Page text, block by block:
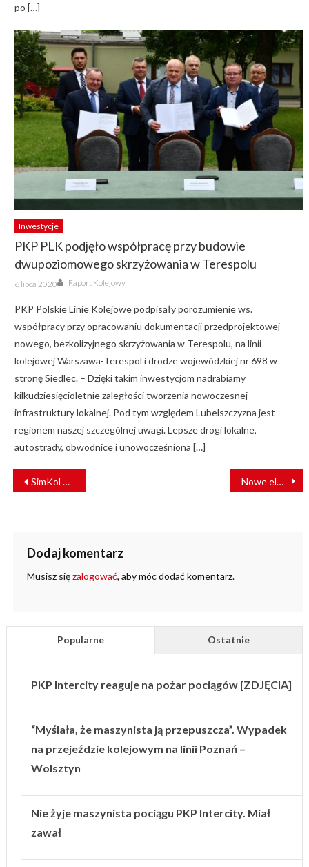
po […]
Inwestycje
PKP PLK podjęło współpracę przy budowie
dwupoziomowego skrzyżowania w Terespolu
Posted
on
6 lipca 2020 Author
Raport Kolejowy
PKP Polskie Linie Kolejowe podpisały porozumienie ws.
współpracy przy opracowaniu dokumentacji przedprojektowej
nowego, bezkolizyjnego skrzyżowania w Terespolu, na linii
kolejowej Warszawa-Terespol i drodze wojewódzkiej nr 698 w
stronę Siedlec. – Dzięki takim inwestycjom nadrabiamy
kilkudziesięcioletnie zaległości tworzenia nowoczesnej
infrastruktury lokalnej. Pod tym względem Lubelszczyzna jest
regionem naszej szczególnej uwagi. Lepsze drogi lokalne,
autostrady, obwodnice i unowocześniona […]
NAWIGACJA
WPISU
SimKol S.A. podsumowuje dokonania biznesowe z 2025 r. Nowe elektryki dla POLREGIO: przetarg na 22 pojazdy
Dodaj komentarz
Musisz sięzalogować, aby móc dodać komentarz.
Popularne Ostatnie
PKP Intercity reaguje na pożar pociągów [ZDJĘCIA]
“Myślała, że maszynista ją przepuszcza”. Wypadek
na przejeździe kolejowym na linii Poznań –
Wolsztyn
Nie żyje maszynista pociągu PKP Intercity. Miał
zawał